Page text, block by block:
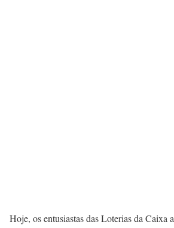
Hoje, os entusiastas das Loterias da Caixa